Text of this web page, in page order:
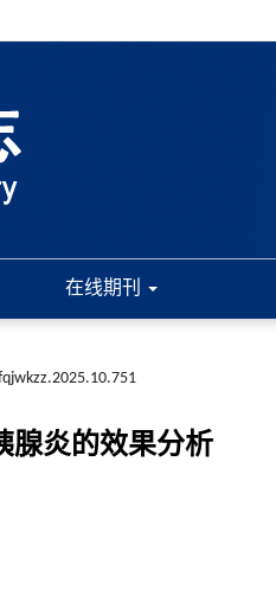
在线期刊
腺炎的效果分析